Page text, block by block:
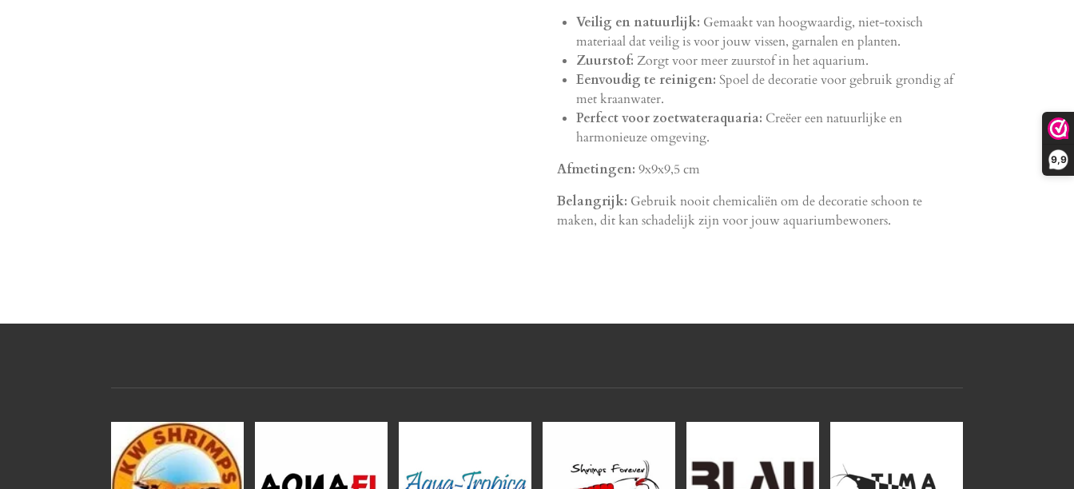
9,9
Veilig en natuurlijk: Gemaakt van hoogwaardig, niet-toxisch
materiaal dat veilig is voor jouw vissen, garnalen en planten.
Zuurstof: Zorgt voor meer zuurstof in het aquarium.
Eenvoudig te reinigen: Spoel de decoratie voor gebruik grondig af
met kraanwater.
Perfect voor zoetwateraquaria: Creëer een natuurlijke en
harmonieuze omgeving.
Afmetingen: 9x9x9,5 cm
Belangrijk: Gebruik nooit chemicaliën om de decoratie schoon te
maken, dit kan schadelijk zijn voor jouw aquariumbewoners.